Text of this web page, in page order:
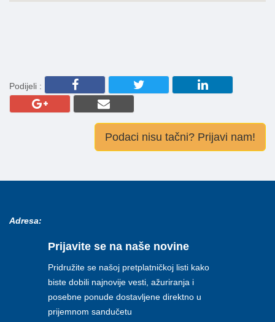
Podijeli :
Podaci nisu tačni? Prijavi nam!
Adresa:
Prijavite se na naše novine
Pridružite se našoj pretplatničkoj listi kako
biste dobili najnovije vesti, ažuriranja i
posebne ponude dostavljene direktno u
prijemnom sandučetu